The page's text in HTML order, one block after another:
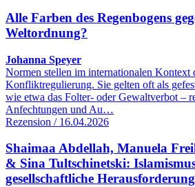
Alle Farben des Regenbogens
Weltordnung?
Johanna Speyer
Normen stellen im internationalen Kontext
Konfliktregulierung. Sie gelten oft als
wie etwa das Folter- oder Gewaltverbot –
Anfechtungen und Au…
Rezension / 16.04.2026
Shaimaa Abdellah, Manuela
& Sina Tultschinetski:
gesellschaftliche